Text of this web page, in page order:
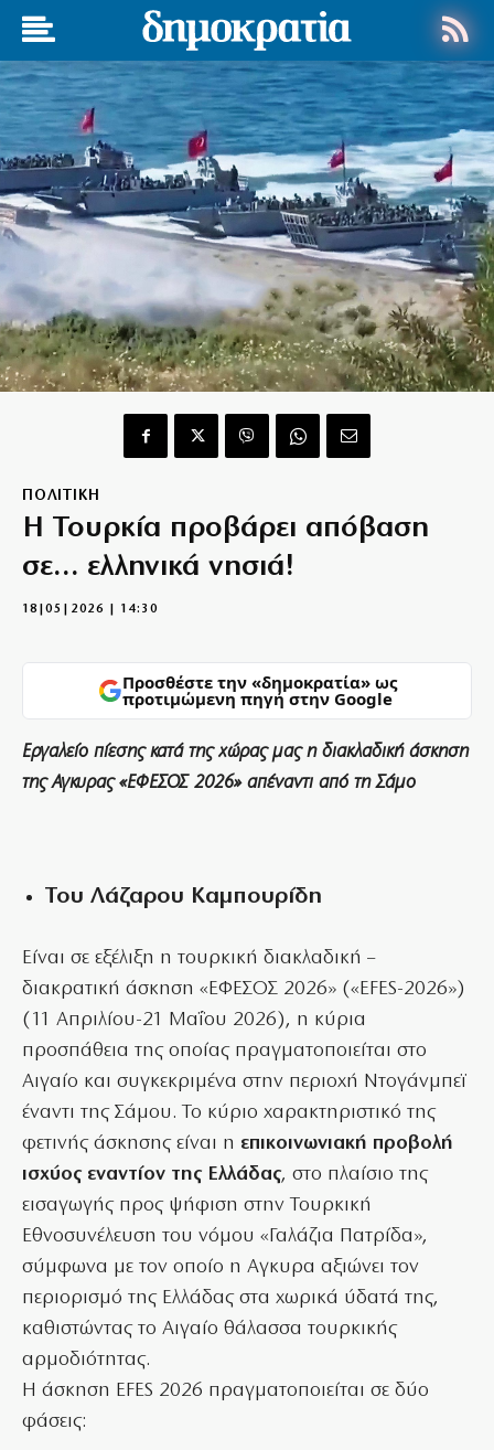
ΠΟΛΙΤΙΚΗ
Η Τουρκία προβάρει απόβαση
σε… ελληνικά νησιά!
18|05|2026 | 14:30
Προσθέστε την «δημοκρατία» ως
προτιμώμενη πηγή στην Google
Εργαλείο πίεσης κατά της χώρας μας η διακλαδική άσκηση
της Αγκυρας «ΕΦΕΣΟΣ 2026» απέναντι από τη Σάμο
Του Λάζαρου Καμπουρίδη
Είναι σε εξέλιξη η τουρκική διακλαδική –
διακρατική άσκηση «ΕΦΕΣΟΣ 2026» («EFES-2026»)
(11 Απριλίου-21 Μαΐου 2026), η κύρια
προσπάθεια της οποίας πραγματοποιείται στο
Αιγαίο και συγκεκριμένα στην περιοχή Ντογάνμπεϊ
έναντι της Σάμου. Το κύριο χαρακτηριστικό της
φετινής άσκησης είναι η επικοινωνιακή προβολή
ισχύος εναντίον της Ελλάδας, στο πλαίσιο της
εισαγωγής προς ψήφιση στην Τουρκική
Εθνοσυνέλευση του νόμου «Γαλάζια Πατρίδα»,
σύμφωνα με τον οποίο η Αγκυρα αξιώνει τον
περιορισμό της Ελλάδας στα χωρικά ύδατά της,
καθιστώντας το Αιγαίο θάλασσα τουρκικής
αρμοδιότητας.
Η άσκηση EFES 2026 πραγματοποιείται σε δύο
φάσεις: